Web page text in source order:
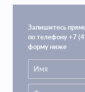
Запишитесь
по телефону +7
форму ниже